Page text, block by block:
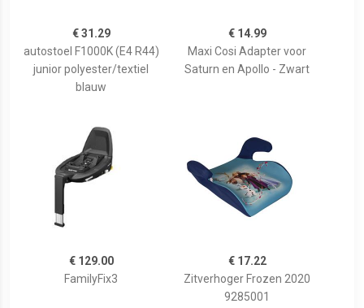
€ 31.29
autostoel F1000K (E4 R44)
junior polyester/textiel
blauw
€ 14.99
Maxi Cosi Adapter voor
Saturn en Apollo - Zwart
€ 129.00
FamilyFix3
€ 17.22
Zitverhoger Frozen 2020
9285001